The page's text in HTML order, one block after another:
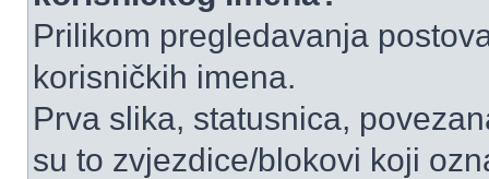
Prilikom pregledavanja
korisničkih imena.
Prva slika, statusnica,
su to zvjezdice/blokovi koji